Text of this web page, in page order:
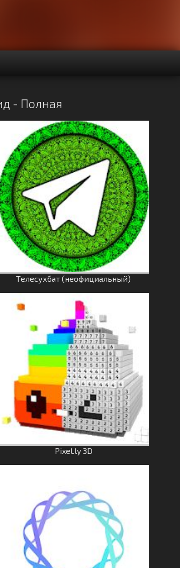
- Полная
Tелесухбат (неофициальный)
Pixel.ly 3D